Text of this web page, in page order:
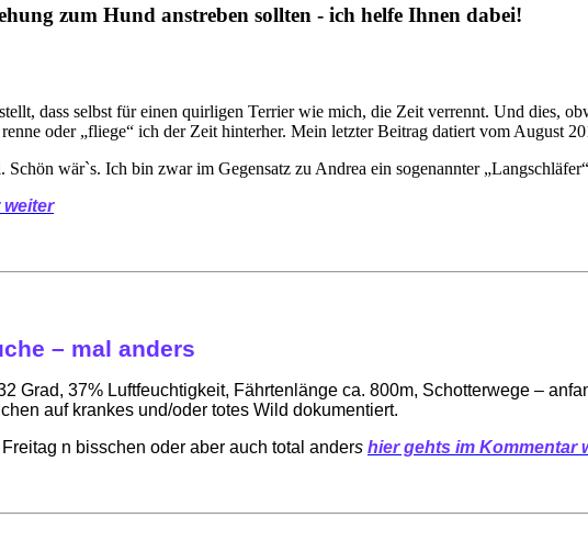
zum Hund anstreben sollten - ich helfe Ihnen dabei!
dass selbst für einen quirligen Terrier wie mich, die Zeit verrennt. Und dies,
oder „fliege“ ich der Zeit hinterher. Mein letzter Beitrag datiert vom August
wär`s. Ich bin zwar im Gegensatz zu Andrea ein sogenannter
weiter
– mal anders
Grad, 37% Luftfeuchtigkeit, Fährtenlänge ca. 800m, Schotterwege –
auf krankes und/oder totes Wild dokumentiert.
n bisschen oder aber auch total anders hier gehts im Kommentar